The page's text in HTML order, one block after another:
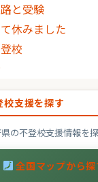
と受験
休みました
校
校支援を探す
の不登校支援情報を
全国マップから探